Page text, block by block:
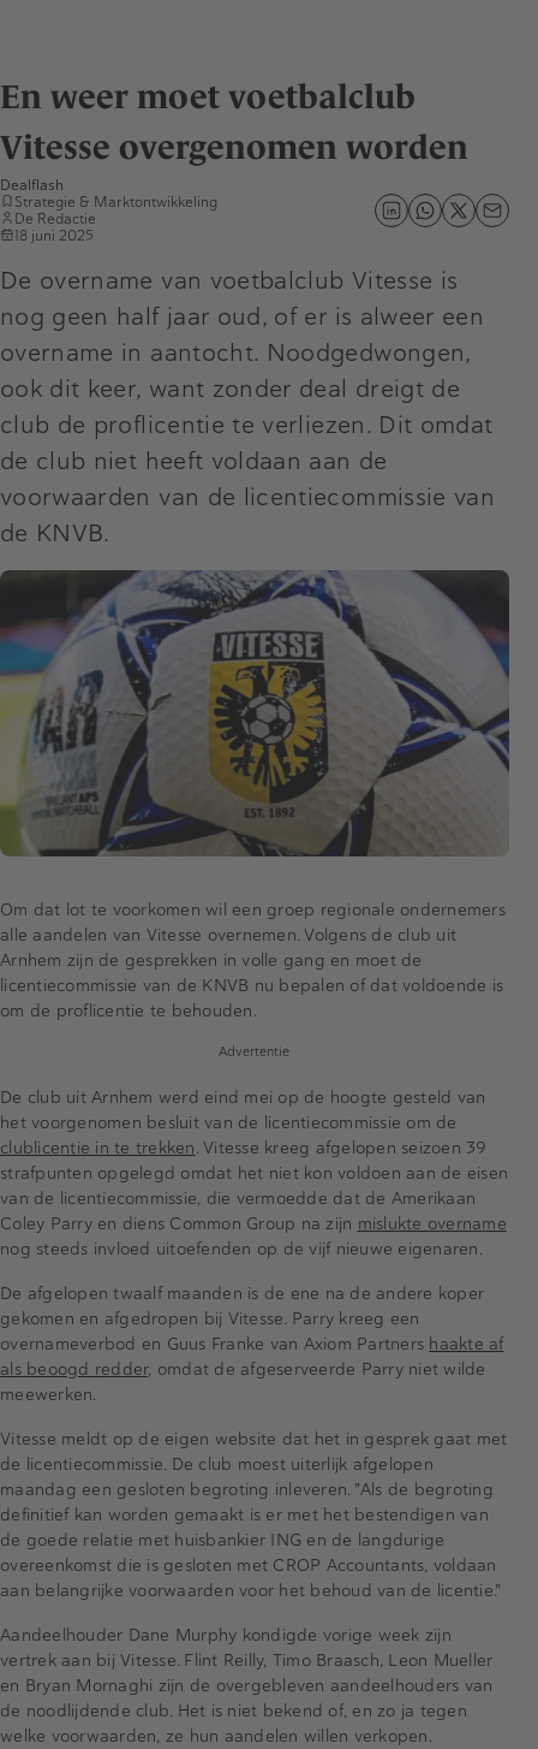
En weer moet voetbalclub
Vitesse overgenomen worden
Dealflash
Strategie & Marktontwikkeling
De Redactie
18 juni 2025
De overname van voetbalclub Vitesse is
nog geen half jaar oud, of er is alweer een
overname in aantocht. Noodgedwongen,
ook dit keer, want zonder deal dreigt de
club de proflicentie te verliezen. Dit omdat
de club niet heeft voldaan aan de
voorwaarden van de licentiecommissie van
de KNVB.
Om dat lot te voorkomen wil een groep regionale ondernemers
alle aandelen van Vitesse overnemen. Volgens de club uit
Arnhem zijn de gesprekken in volle gang en moet de
licentiecommissie van de KNVB nu bepalen of dat voldoende is
om de proflicentie te behouden.
Advertentie
De club uit Arnhem werd eind mei op de hoogte gesteld van
het voorgenomen besluit van de licentiecommissie om de
clublicentie in te trekken. Vitesse kreeg afgelopen seizoen 39
strafpunten opgelegd omdat het niet kon voldoen aan de eisen
van de licentiecommissie, die vermoedde dat de Amerikaan
Coley Parry en diens Common Group na zijn mislukte overname
nog steeds invloed uitoefenden op de vijf nieuwe eigenaren.
De afgelopen twaalf maanden is de ene na de andere koper
gekomen en afgedropen bij Vitesse. Parry kreeg een
overnameverbod en Guus Franke van Axiom Partners haakte af
als beoogd redder, omdat de afgeserveerde Parry niet wilde
meewerken.
Vitesse meldt op de eigen website dat het in gesprek gaat met
de licentiecommissie. De club moest uiterlijk afgelopen
maandag een gesloten begroting inleveren. "Als de begroting
definitief kan worden gemaakt is er met het bestendigen van
de goede relatie met huisbankier ING en de langdurige
overeenkomst die is gesloten met CROP Accountants, voldaan
aan belangrijke voorwaarden voor het behoud van de licentie."
Aandeelhouder Dane Murphy kondigde vorige week zijn
vertrek aan bij Vitesse. Flint Reilly, Timo Braasch, Leon Mueller
en Bryan Mornaghi zijn de overgebleven aandeelhouders van
de noodlijdende club. Het is niet bekend of, en zo ja tegen
welke voorwaarden, ze hun aandelen willen verkopen.